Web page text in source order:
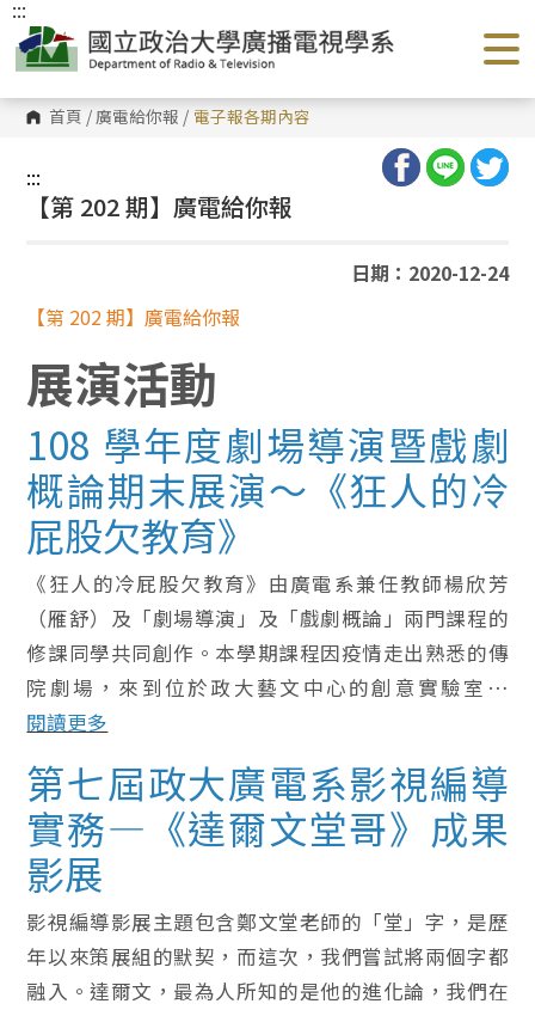
跳
到
主
要
內
容
區 首頁 /廣電給你報 / 電子報各期內容
:::
:::
【第 202 期】廣電給你報
日期：2020-12-24
【第 202 期】廣電給你報
展演活動
108 學年度劇場導演暨戲劇
概論期末展演～《狂人的冷
屁股欠教育》
《狂人的冷屁股欠教育》由廣電系兼任教師楊欣芳
（雁舒）及「劇場導演」及「戲劇概論」兩門課程的
修課同學共同創作。本學期課程因疫情走出熟悉的傳
院劇場，來到位於政大藝文中心的創意實驗室…
閱讀更多
第七屆政大廣電系影視編導
實務—《達爾文堂哥》成果
影展
影視編導影展主題包含鄭文堂老師的「堂」字，是歷
年以來策展組的默契，而這次，我們嘗試將兩個字都
融入。達爾文，最為人所知的是他的進化論，我們在